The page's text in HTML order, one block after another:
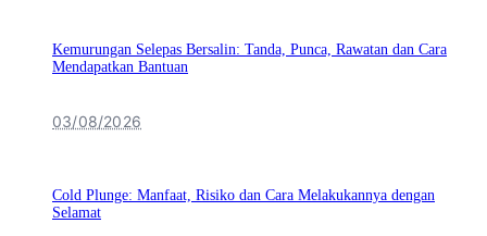
Kemurungan Selepas Bersalin: Tanda, Punca, Rawatan dan Cara
Mendapatkan Bantuan
03/08/2026
Cold Plunge: Manfaat, Risiko dan Cara Melakukannya dengan
Selamat